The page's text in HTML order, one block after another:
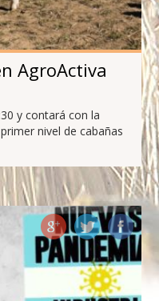
AgroActiva
y contará con la
nivel de cabañas